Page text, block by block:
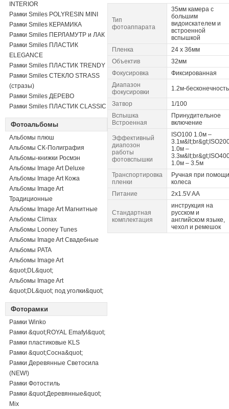
INTERIOR
Рамки Smiles POLYRESIN MINI
Рамки Smiles КЕРАМИКА
Рамки Smiles ПЕРЛАМУТР и ЛАК
Рамки Smiles ПЛАСТИК
ELEGANCE
Рамки Smiles ПЛАСТИК TRENDY
Рамки Smiles СТЕКЛО STRASS
(стразы)
Рамки Smiles ДЕРЕВО
Рамки Smiles ПЛАСТИК CLASSIC
Фотоальбомы
Альбомы плюш
Альбомы СК-Полиграфия
Альбомы-книжки Росмэн
Альбомы Image Art Deluxe
Альбомы Image Art Кожа
Альбомы Image Art
Традиционные
Альбомы Image Art Магнитные
Альбомы Climax
Альбомы Looney Tunes
Альбомы Image Art Свадебные
Альбомы PATA
Альбомы Image Art
&quot;DL&quot;
Альбомы Image Art
&quot;DL&quot; под уголки&quot;
Фоторамки
Рамки Winko
Рамки &quot;ROYAL Emafyl&quot;
Рамки пластиковые KLS
Рамки &quot;Сосна&quot;
Рамки Деревянные Светосила
(NEW!)
Рамки Фотостиль
Рамки &quot;Деревянные&quot;
Mix
Тип
фотоаппарата
35мм камера с
большим
видоискателем и
встроенной
вспышкой
Пленка
24 х 36мм
Объектив
32мм
Фокусировка
Фиксированная
Диапазон
фокусировки
1.2м-бесконечность
Затвор
1/100
Вспышка
Встроенная
Принудительное
включение
Эффективный
диапозон
работы
фотовспышки
ISO100 1.0м –
1.0м –
1.0м – 3.5м
Транспортировка
пленки
Ручная при помощи
колеса
Питание
2х1.5V AA
Стандартная
комплектация
инструкция на
русском и
английском языке,
чехол и ремешок